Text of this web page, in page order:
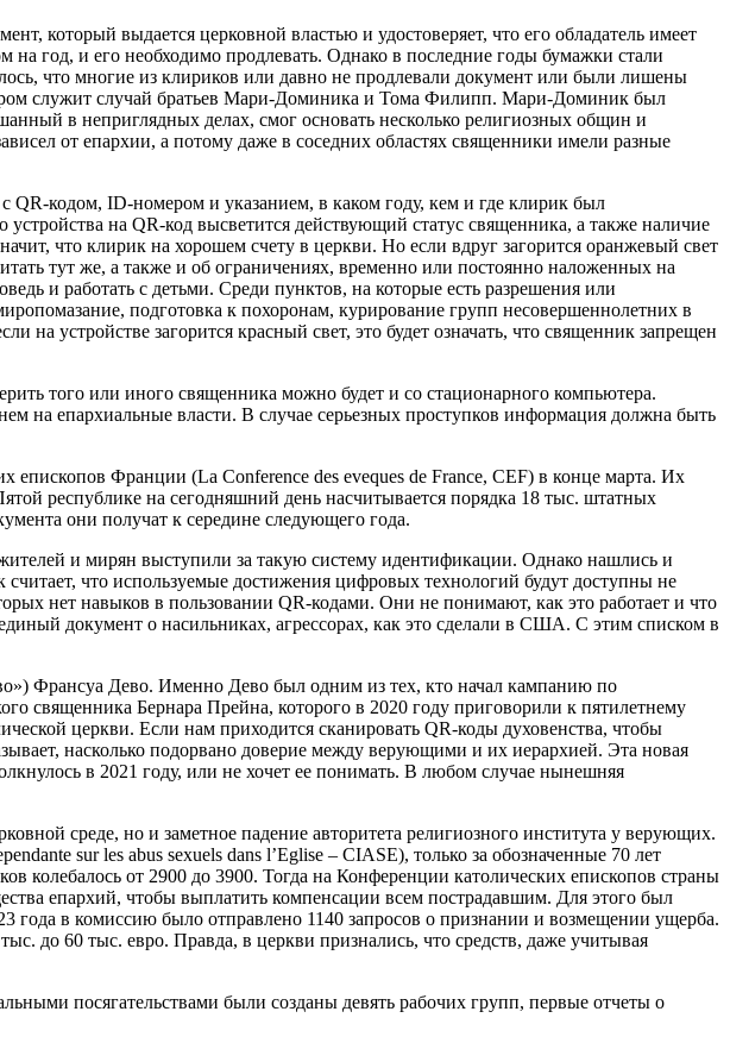
который выдается церковной властью и удостоверяет, что его обладатель имеет
на год, и его необходимо продлевать. Однако в последние годы бумажки стали
что многие из клириков или давно не продлевали документ или были лишены
служит случай братьев Мари-Доминика и Тома Филипп. Мари-Доминик был
в неприглядных делах, смог основать несколько религиозных общин и
от епархии, а потому даже в соседних областях священники имели разные
QR-кодом, ID-номером и указанием, в каком году, кем и где клирик был
на QR-код высветится действующий статус священника, а также наличие
что клирик на хорошем счету в церкви. Но если вдруг загорится оранжевый свет
тут же, а также и об ограничениях, временно или постоянно наложенных на
и работать с детьми. Среди пунктов, на которые есть разрешения или
подготовка к похоронам, курирование групп несовершеннолетних в
на устройстве загорится красный свет, это будет означать, что священник запрещен
того или иного священника можно будет и со стационарного компьютера.
на епархиальные власти. В случае серьезных проступков информация должна быть
Франции (La Conference des eveques de France, CEF) в конце марта. Их
республике на сегодняшний день насчитывается порядка 18 тыс. штатных
они получат к середине следующего года.
и мирян выступили за такую систему идентификации. Однако нашлись и
что используемые достижения цифровых технологий будут доступны не
нет навыков в пользовании QR-кодами. Они не понимают, как это работает и что
документ о насильниках, агрессорах, как это сделали в США. С этим списком в
Франсуа Дево. Именно Дево был одним из тех, кто начал кампанию по
священника Бернара Прейна, которого в 2020 году приговорили к пятилетнему
церкви. Если нам приходится сканировать QR-коды духовенства, чтобы
насколько подорвано доверие между верующими и их иерархией. Эта новая
в 2021 году, или не хочет ее понимать. В любом случае нынешняя
среде, но и заметное падение авторитета религиозного института у верующих.
sur les abus sexuels dans l’Eglise – CIASE), только за обозначенные 70 лет
колебалось от 2900 до 3900. Тогда на Конференции католических епископов страны
епархий, чтобы выплатить компенсации всем пострадавшим. Для этого был
в комиссию было отправлено 1140 запросов о признании и возмещении ущерба.
до 60 тыс. евро. Правда, в церкви признались, что средств, даже учитывая
посягательствами были созданы девять рабочих групп, первые отчеты о